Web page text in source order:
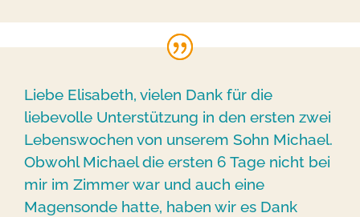
Liebe Elisabeth, vielen Dank für die
liebevolle Unterstützung in den ersten zwei
Lebenswochen von unserem Sohn Michael.
Obwohl Michael die ersten 6 Tage nicht bei
mir im Zimmer war und auch eine
Magensonde hatte, haben wir es Dank